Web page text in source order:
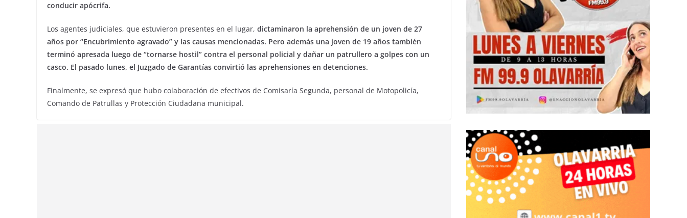
conducir apócrifa.
Los agentes judiciales, que estuvieron presentes en el lugar, dictaminaron la aprehensión de un joven de 27
años por “Encubrimiento agravado” y las causas mencionadas. Pero además una joven de 19 años también
terminó apresada luego de “tornarse hostil” contra el personal policial y dañar un patrullero a golpes con un
casco. El pasado lunes, el Juzgado de Garantías convirtió las aprehensiones en detenciones.
Finalmente, se expresó que hubo colaboración de efectivos de Comisaría Segunda, personal de Motopolicía,
Comando de Patrullas y Protección Ciudadana municipal.